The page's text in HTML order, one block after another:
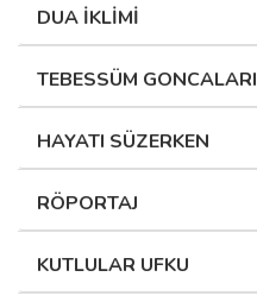
DUA İKLİMİ
TEBESSÜM GONCALARI
HAYATI SÜZERKEN
RÖPORTAJ
KUTLULAR UFKU